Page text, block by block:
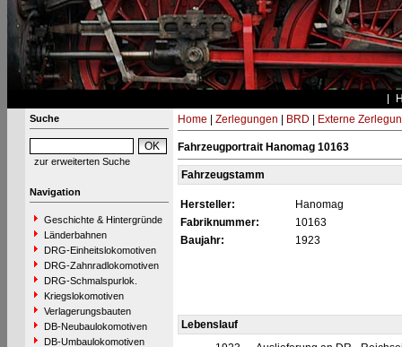
Suche
zur erweiterten Suche
Navigation
Geschichte & Hintergründe
Länderbahnen
DRG-Einheitslokomotiven
DRG-Zahnradlokomotiven
DRG-Schmalspurlok.
Kriegslokomotiven
Verlagerungsbauten
DB-Neubaulokomotiven
DB-Umbaulokomotiven
Home Zerlegungen BRD Externe
Fahrzeugportrait Hanomag 10163
Fahrzeugstamm
Hersteller:
Hanomag
Fabriknummer:
10163
Baujahr:
1923
Lebenslauf